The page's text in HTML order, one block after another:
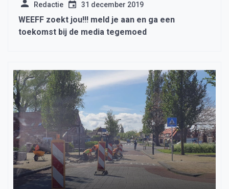
Redactie 31 december 2019
WEEFF zoekt jou!!! meld je aan en ga een
toekomst bij de media tegemoed